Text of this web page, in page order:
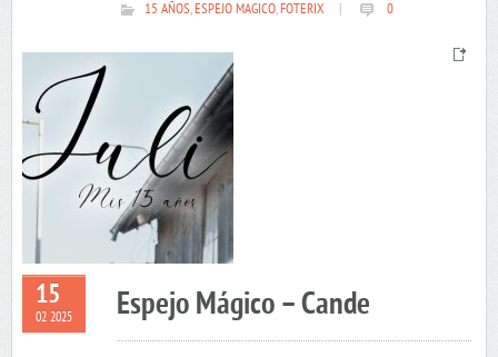
15 AÑOS,ESPEJO MAGICO,FOTERIX 0
15
02 2025 Espejo Mágico – Cande